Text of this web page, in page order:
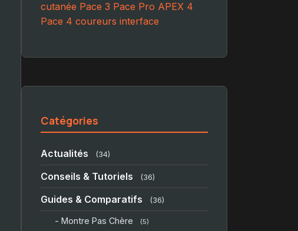
cutanée Pace 3 Pace Pro APEX 4
Pace 4 coureurs interface
Catégories
Actualités (34)
Conseils & Tutoriels (36)
Guides & Comparatifs (36)
- Montre Pas Chère (5)